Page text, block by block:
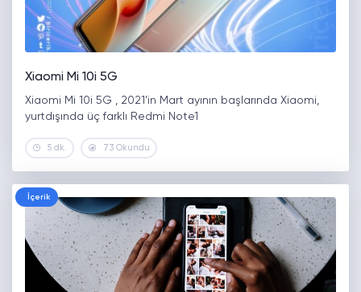
Xiaomi Mi 10i 5G
Xiaomi Mi 10i 5G , 2021’in Mart ayının başlarında Xiaomi,
yurtdışında üç farklı Redmi Note1
5 dk. 73 Okundu
İçerik